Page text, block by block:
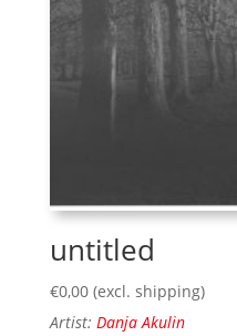
untitled
€0,00 (excl. shipping)
Artist: Danja Akulin